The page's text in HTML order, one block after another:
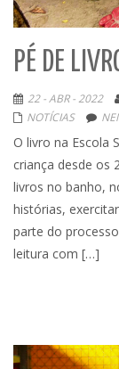
PÉ DE
22 - ABR - 2022
NOTÍCIAS
O livro na Escola
criança desde os
livros no banho,
histórias,
parte do
leitura com […]